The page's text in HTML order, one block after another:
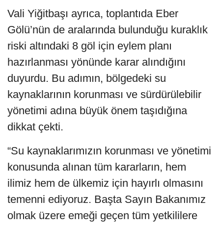
Vali Yiğitbaşı ayrıca, toplantıda Eber
Gölü’nün de aralarında bulunduğu kuraklık
riski altındaki 8 göl için eylem planı
hazırlanması yönünde karar alındığını
duyurdu. Bu adımın, bölgedeki su
kaynaklarının korunması ve sürdürülebilir
yönetimi adına büyük önem taşıdığına
dikkat çekti.
“Su kaynaklarımızın korunması ve yönetimi
konusunda alınan tüm kararların, hem
ilimiz hem de ülkemiz için hayırlı olmasını
temenni ediyoruz. Başta Sayın Bakanımız
olmak üzere emeği geçen tüm yetkililere